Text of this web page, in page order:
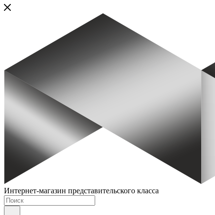
Интернет-магазин представительского класса